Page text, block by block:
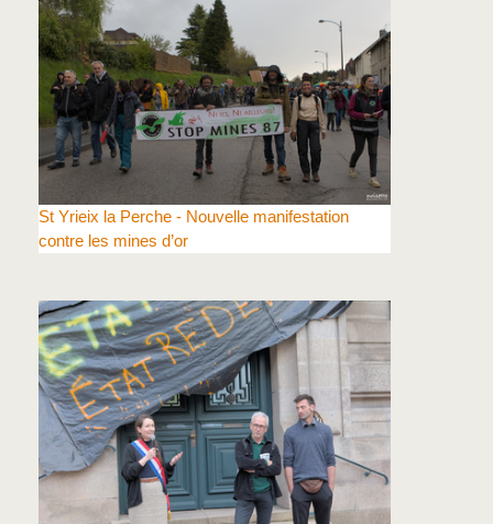
St Yrieix la Perche - Nouvelle manifestation
contre les mines d’or